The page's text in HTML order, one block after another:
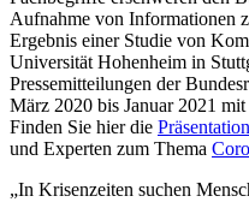
Aufnahme von Informationen
Ergebnis einer Studie von
Universität Hohenheim in
Pressemitteilungen der
März 2020 bis Januar 2021
Finden Sie hier die
und Experten zum Thema
„In Krisenzeiten suchen